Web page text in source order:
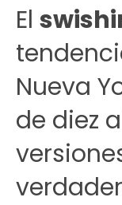
El
Nueva
de diez